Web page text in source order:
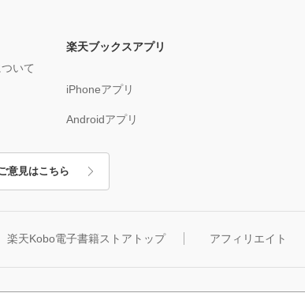
いて
楽天ブックスアプリ
iPhoneアプリ
Androidアプリ
意見はこちら
楽天Kobo電子書籍ストアトップ アフィリエイト